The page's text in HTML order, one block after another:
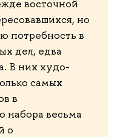
восточной
но
потребность в
дел, едва
В них худо-
самых
в
набора весьма
о